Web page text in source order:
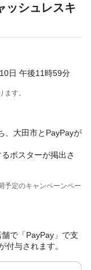
ッシュレスキ
日 午後11時59分
す。
、大田市とPayPayが
ポスターが掲出さ
予定のキャンペーンペー
で「PayPay」で支
付与されます。